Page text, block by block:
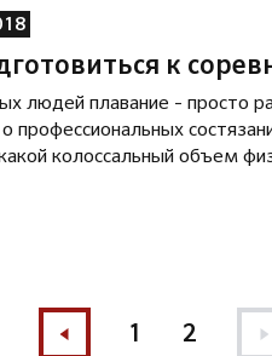
к
людей плавание - просто
профессиональных
колоссальный объем
1 2